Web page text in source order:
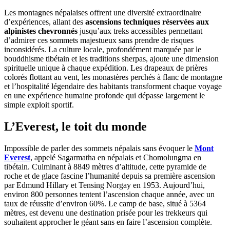
Les montagnes népalaises offrent une diversité extraordinaire
d’expériences, allant des ascensions techniques réservées aux
alpinistes chevronnés jusqu’aux treks accessibles permettant
d’admirer ces sommets majestueux sans prendre de risques
inconsidérés. La culture locale, profondément marquée par le
bouddhisme tibétain et les traditions sherpas, ajoute une dimension
spirituelle unique à chaque expédition. Les drapeaux de prières
colorés flottant au vent, les monastères perchés à flanc de montagne
et l’hospitalité légendaire des habitants transforment chaque voyage
en une expérience humaine profonde qui dépasse largement le
simple exploit sportif.
L’Everest, le toit du monde
Impossible de parler des sommets népalais sans évoquer le Mont
Everest, appelé Sagarmatha en népalais et Chomolungma en
tibétain. Culminant à 8849 mètres d’altitude, cette pyramide de
roche et de glace fascine l’humanité depuis sa première ascension
par Edmund Hillary et Tensing Norgay en 1953. Aujourd’hui,
environ 800 personnes tentent l’ascension chaque année, avec un
taux de réussite d’environ 60%. Le camp de base, situé à 5364
mètres, est devenu une destination prisée pour les trekkeurs qui
souhaitent approcher le géant sans en faire l’ascension complète.